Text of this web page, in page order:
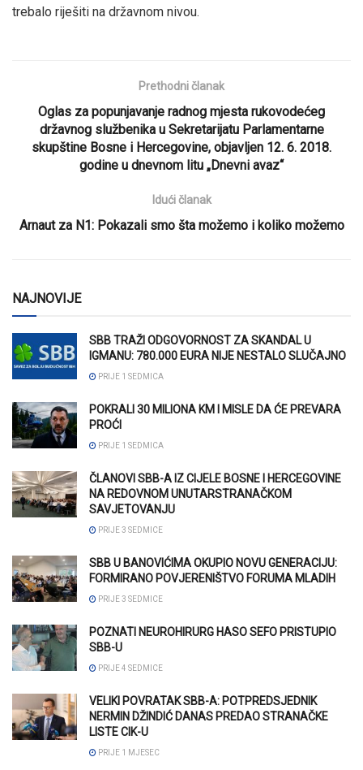
trebalo riješiti na državnom nivou.
Prethodni članak
Oglas za popunjavanje radnog mjesta rukovodećeg
državnog službenika u Sekretarijatu Parlamentarne
skupštine Bosne i Hercegovine, objavljen 12. 6. 2018.
godine u dnevnom litu „Dnevni avaz“
Idući članak
Arnaut za N1: Pokazali smo šta možemo i koliko možemo
NAJNOVIJE
SBB TRAŽI ODGOVORNOST ZA SKANDAL U
IGMANU: 780.000 EURA NIJE NESTALO SLUČAJNO
PRIJE 1 SEDMICA
POKRALI 30 MILIONA KM I MISLE DA ĆE PREVARA
PROĆI
PRIJE 1 SEDMICA
ČLANOVI SBB-A IZ CIJELE BOSNE I HERCEGOVINE
NA REDOVNOM UNUTARSTRANAČKOM
SAVJETOVANJU
PRIJE 3 SEDMICE
SBB U BANOVIĆIMA OKUPIO NOVU GENERACIJU:
FORMIRANO POVJERENIŠTVO FORUMA MLADIH
PRIJE 3 SEDMICE
POZNATI NEUROHIRURG HASO SEFO PRISTUPIO
SBB-U
PRIJE 4 SEDMICE
VELIKI POVRATAK SBB-A: POTPREDSJEDNIK
NERMIN DŽINDIĆ DANAS PREDAO STRANAČKE
LISTE CIK-U
PRIJE 1 MJESEC